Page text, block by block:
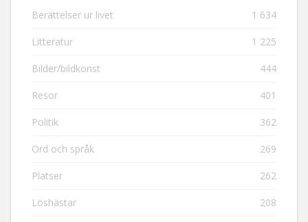
Berättelser ur livet 1 634
Litteratur 1 225
Bilder/bildkonst 444
Resor 401
Politik 362
Ord och språk 269
Platser 262
Löshästar 208